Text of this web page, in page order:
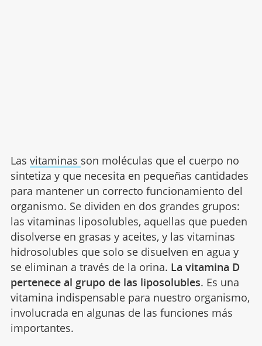
Las vitaminas son moléculas que el cuerpo no
sintetiza y que necesita en pequeñas cantidades
para mantener un correcto funcionamiento del
organismo. Se dividen en dos grandes grupos:
las vitaminas liposolubles, aquellas que pueden
disolverse en grasas y aceites, y las vitaminas
hidrosolubles que solo se disuelven en agua y
se eliminan a través de la orina. La vitamina D
pertenece al grupo de las liposolubles. Es una
vitamina indispensable para nuestro organismo,
involucrada en algunas de las funciones más
importantes.